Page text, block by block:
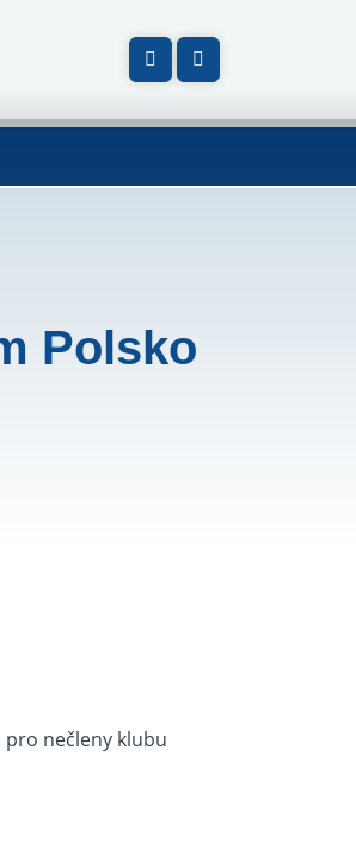
Polsko
pro nečleny klubu